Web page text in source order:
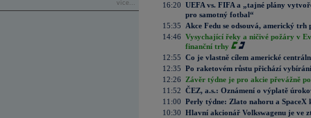
více...
16:20 UEFA vs. FIFA a „tajné plány
pro samotný fotbal“
15:35
Akce Fedu se odsouvá, americký
14:46 Vysychající řeky a ničivé požáry v
finanční trhy
12:55 Co je vlastně cílem americké
12:35 Po raketovém růstu přichází
12:26
Závěr týdne je pro akcie převážně
11:52 ČEZ, a.s.: Oznámení o výplatě
11:00 Perly týdne: Zlato nahoru a SpaceX
10:30 Hlavní akcionář Volkswagenu je ve